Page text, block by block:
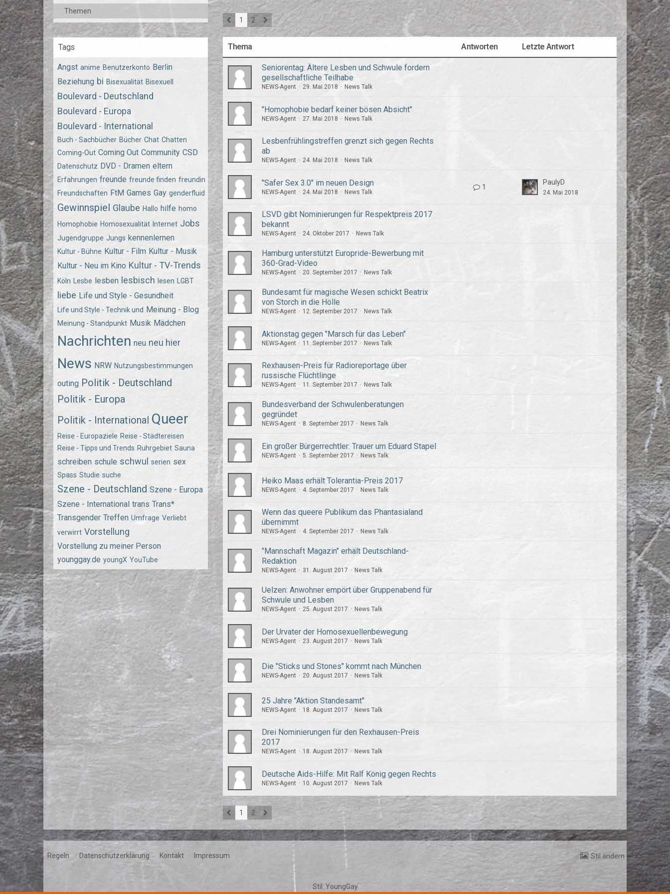
Themen
Tags
Angst anime Benutzerkonto Berlin
Beziehung bi Bisexualität Bisexuell
Boulevard - Deutschland
Boulevard - Europa
Boulevard - International
Buch - Sachbücher Bücher Chat Chatten
Coming-Out Coming Out Community CSD
Datenschutz DVD - Dramen eltern
Erfahrungen freunde freunde finden freundin
Freundschaften FtM Games Gay genderfluid
Gewinnspiel Glaube Hallo hilfe homo
Homophobie Homosexualität Internet Jobs
Jugendgruppe Jungs kennenlernen
Kultur - Bühne Kultur - Film Kultur - Musik
Kultur - Neu im Kino Kultur - TV-Trends
Köln Lesbe lesben lesbisch lesen LGBT
liebe Life und Style - Gesundheit
Life und Style - Technik und Meinung - Blog
Meinung - Standpunkt Musik Mädchen
Nachrichten neu neu hier
News NRW Nutzungsbestimmungen
outing Politik - Deutschland
Politik - Europa
Politik - International Queer
Reise - Europaziele Reise - Städtereisen
Reise - Tipps und Trends Ruhrgebiet Sauna
schreiben schule schwul serien sex
Spass Studie suche
Szene - Deutschland Szene - Europa
Szene - International trans Trans*
Transgender Treffen Umfrage Verliebt
verwirrt Vorstellung
Vorstellung zu meiner Person
younggay.de youngX YouTube
1 2
Thema Antworten Letzte Antwort
Seniorentag: Ältere Lesben und Schwule fordern
gesellschaftliche Teilhabe
NEWS-Agent 29. Mai 2018 News Talk
"Homophobie bedarf keiner bösen Absicht"
NEWS-Agent 27. Mai 2018 News Talk
Lesbenfrühlingstreffen grenzt sich gegen Rechts
ab
NEWS-Agent 24. Mai 2018 News Talk
"Safer Sex 3.0" im neuen Design
NEWS-Agent 24. Mai 2018 News Talk
1
PaulyD
24. Mai 2018
LSVD gibt Nominierungen für Respektpreis 2017
bekannt
NEWS-Agent 24. Oktober 2017 News Talk
Hamburg unterstützt Europride-Bewerbung mit
360-Grad-Video
NEWS-Agent 20. September 2017 News Talk
Bundesamt für magische Wesen schickt Beatrix
von Storch in die Hölle
NEWS-Agent 12. September 2017 News Talk
Aktionstag gegen "Marsch für das Leben"
NEWS-Agent 11. September 2017 News Talk
Rexhausen-Preis für Radioreportage über
russische Flüchtlinge
NEWS-Agent 11. September 2017 News Talk
Bundesverband der Schwulenberatungen
gegründet
NEWS-Agent 8. September 2017 News Talk
Ein großer Bürgerrechtler: Trauer um Eduard Stapel
NEWS-Agent 5. September 2017 News Talk
Heiko Maas erhält Tolerantia-Preis 2017
NEWS-Agent 4. September 2017 News Talk
Wenn das queere Publikum das Phantasialand
übernimmt
NEWS-Agent 4. September 2017 News Talk
"Mannschaft Magazin" erhält Deutschland-
Redaktion
NEWS-Agent 31. August 2017 News Talk
Uelzen: Anwohner empört über Gruppenabend für
Schwule und Lesben
NEWS-Agent 25. August 2017 News Talk
Der Urvater der Homosexuellenbewegung
NEWS-Agent 23. August 2017 News Talk
Die "Sticks und Stones" kommt nach München
NEWS-Agent 20. August 2017 News Talk
25 Jahre "Aktion Standesamt"
NEWS-Agent 18. August 2017 News Talk
Drei Nominierungen für den Rexhausen-Preis
2017
NEWS-Agent 18. August 2017 News Talk
Deutsche Aids-Hilfe: Mit Ralf König gegen Rechts
NEWS-Agent 10. August 2017 News Talk
1 2
Stil ändern
Regeln Datenschutzerklärung Kontakt Impressum
Stil: YoungGay